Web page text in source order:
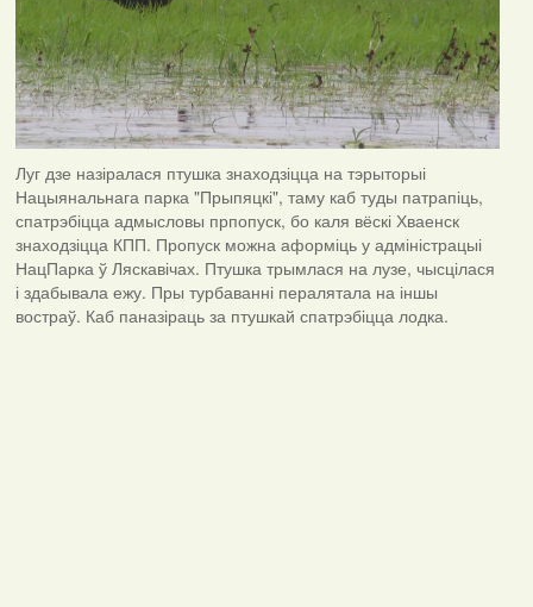
Луг дзе назіралася птушка знаходзіцца на тэрыторыі
Нацыянальнага парка "Прыпяцкі", таму каб туды патрапіць,
спатрэбіцца адмысловы прпопуск, бо каля вёскі Хваенск
знаходзіцца КПП. Пропуск можна аформіць у адміністрацыі
НацПарка ў Ляскавічах. Птушка трымлася на лузе, чысцілася
і здабывала ежу. Пры турбаванні пералятала на іншы
востраў. Каб паназіраць за птушкай спатрэбіцца лодка.